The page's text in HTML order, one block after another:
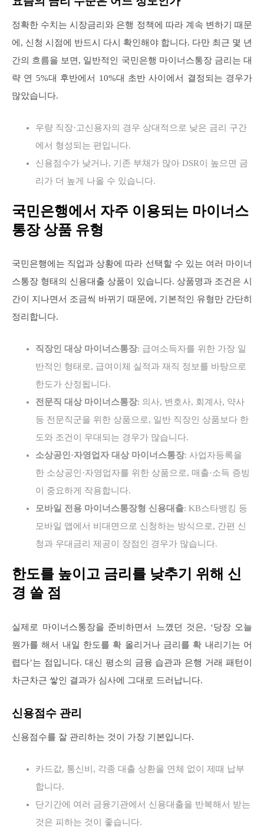
정확한 수치는 시장금리와 은행 정책에 따라 계속 변하기 때문
에, 신청 시점에 반드시 다시 확인해야 합니다. 다만 최근 몇 년
간의 흐름을 보면, 일반적인 국민은행 마이너스통장 금리는 대
략 연 5%대 후반에서 10%대 초반 사이에서 결정되는 경우가
많았습니다.
우량 직장·고신용자의 경우 상대적으로 낮은 금리 구간
에서 형성되는 편입니다.
신용점수가 낮거나, 기존 부채가 많아 DSR이 높으면 금
리가 더 높게 나올 수 있습니다.
국민은행에서 자주 이용되는 마이너스
통장 상품 유형
국민은행에는 직업과 상황에 따라 선택할 수 있는 여러 마이너
스통장 형태의 신용대출 상품이 있습니다. 상품명과 조건은 시
간이 지나면서 조금씩 바뀌기 때문에, 기본적인 유형만 간단히
정리합니다.
직장인 대상 마이너스통장: 급여소득자를 위한 가장 일
반적인 형태로, 급여이체 실적과 재직 정보를 바탕으로
한도가 산정됩니다.
전문직 대상 마이너스통장: 의사, 변호사, 회계사, 약사
등 전문직군을 위한 상품으로, 일반 직장인 상품보다 한
도와 조건이 우대되는 경우가 많습니다.
소상공인·자영업자 대상 마이너스통장: 사업자등록을
한 소상공인·자영업자를 위한 상품으로, 매출·소득 증빙
이 중요하게 작용합니다.
모바일 전용 마이너스통장형 신용대출: KB스타뱅킹 등
모바일 앱에서 비대면으로 신청하는 방식으로, 간편 신
청과 우대금리 제공이 장점인 경우가 많습니다.
한도를 높이고 금리를 낮추기 위해 신
경 쓸 점
실제로 마이너스통장을 준비하면서 느꼈던 것은, ‘당장 오늘
뭔가를 해서 내일 한도를 확 올리거나 금리를 확 내리기는 어
렵다’는 점입니다. 대신 평소의 금융 습관과 은행 거래 패턴이
차근차근 쌓인 결과가 심사에 그대로 드러납니다.
신용점수 관리
신용점수를 잘 관리하는 것이 가장 기본입니다.
카드값, 통신비, 각종 대출 상환을 연체 없이 제때 납부
합니다.
단기간에 여러 금융기관에서 신용대출을 반복해서 받는
것은 피하는 것이 좋습니다.